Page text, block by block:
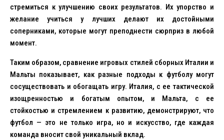
стремиться к улучшению своих результатов. Их упорство и
желание учиться у лучших делают их достойными
соперниками, которые могут преподнести сюрприз в любой
момент.
Таким образом, сравнение игровых стилей сборных Италии и
Мальты показывает, как разные подходы к футболу могут
сосуществовать и обогащать игру. Италия, с ее тактической
изощренностью и богатым опытом, и Мальта, с ее
стойкостью и стремлением к развитию, демонстрируют, что
футбол — это не только игра, но и искусство, где каждая
команда вносит свой уникальный вклад.